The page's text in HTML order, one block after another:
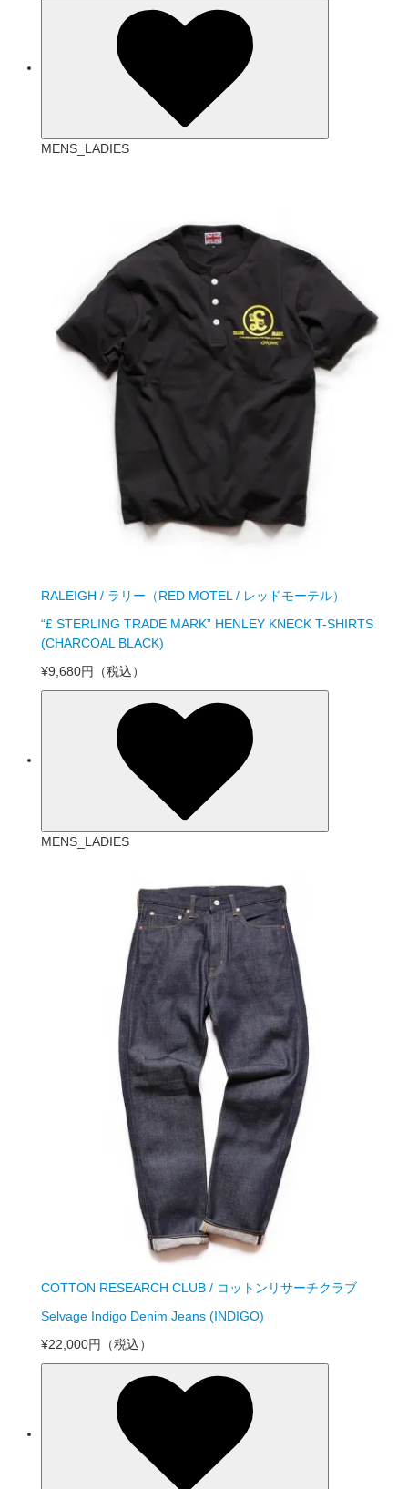
MENS_LADIES
RALEIGH / ラリー（RED MOTEL / レッドモーテル）
“£ STERLING TRADE MARK” HENLEY KNECK T-SHIRTS
(CHARCOAL BLACK)
¥9,680円 （税込）
MENS_LADIES
COTTON RESEARCH CLUB / コットンリサーチクラブ
Selvage Indigo Denim Jeans (INDIGO)
¥22,000円
（税込）